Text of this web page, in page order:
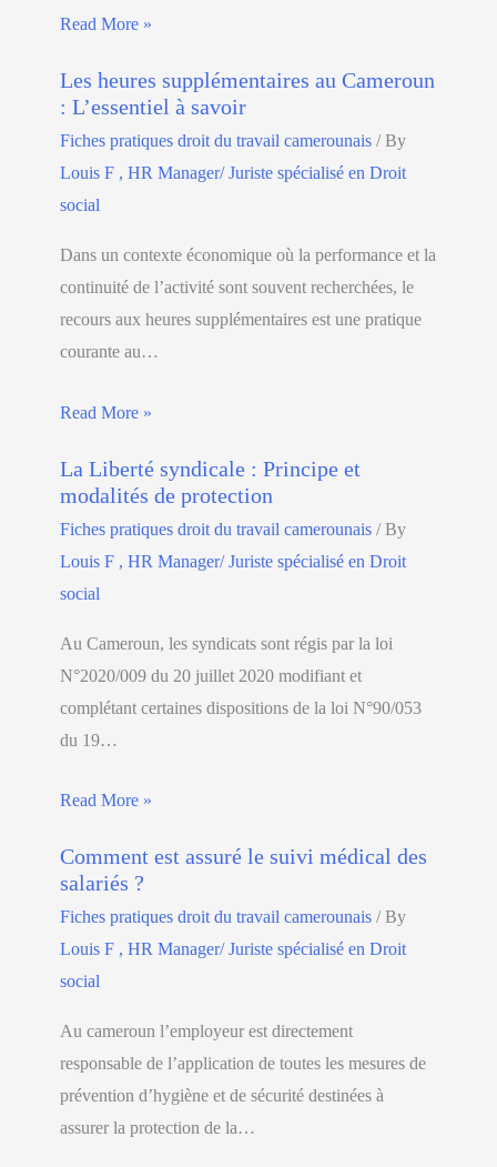
Read More »
Les heures supplémentaires au Cameroun
: L’essentiel à savoir
Fiches pratiques droit du travail camerounais / By
Louis F , HR Manager/ Juriste spécialisé en Droit
social
Dans un contexte économique où la performance et la
continuité de l’activité sont souvent recherchées, le
recours aux heures supplémentaires est une pratique
courante au…
Read More »
La Liberté syndicale : Principe et
modalités de protection
Fiches pratiques droit du travail camerounais / By
Louis F , HR Manager/ Juriste spécialisé en Droit
social
Au Cameroun, les syndicats sont régis par la loi
N°2020/009 du 20 juillet 2020 modifiant et
complétant certaines dispositions de la loi N°90/053
du 19…
Read More »
Comment est assuré le suivi médical des
salariés ?
Fiches pratiques droit du travail camerounais / By
Louis F , HR Manager/ Juriste spécialisé en Droit
social
Au cameroun l’employeur est directement
responsable de l’application de toutes les mesures de
prévention d’hygiène et de sécurité destinées à
assurer la protection de la…